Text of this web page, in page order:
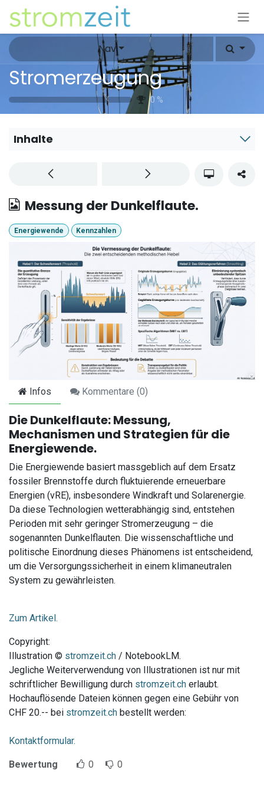
Zum Inhalt springen
Nav
Stromerzeugung
0 %
Inhalte
Messung der Dunkelflaute.
Energiewende Kennzahlen
Infos Kommentare (0)
Die Dunkelflaute: Messung,
Mechanismen und Strategien für die
Energiewende.
Die Energiewende basiert massgeblich auf dem Ersatz
fossiler Brennstoffe durch fluktuierende erneuerbare
Energien (vRE), insbesondere Windkraft und Solarenergie.
Da diese Technologien wetterabhängig sind, entstehen
Perioden mit sehr geringer Stromerzeugung – die
sogenannten Dunkelflauten. Die wissenschaftliche und
politische Einordnung dieses Phänomens ist entscheidend,
um die Versorgungssicherheit in einem klimaneutralen
System zu gewährleisten.
Zum Artikel.
Copyright:
Illustration © stromzeit.ch / NotebookLM.
Jegliche Weiterverwendung von Illustrationen ist nur mit
schriftlicher Bewilligung durch stromzeit.ch erlaubt.
Hochauflösende Dateien können gegen eine Gebühr von
CHF 20.-- bei stromzeit.ch bestellt werden:
Kontaktformular.
Bewertung 0 0